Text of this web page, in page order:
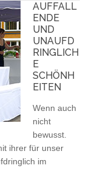
AUFFALL
ENDE
UND
UNAUFD
RINGLICH
E
SCHÖNH
EITEN
Wenn auch
nicht
bewusst.
ihrer für unser
im